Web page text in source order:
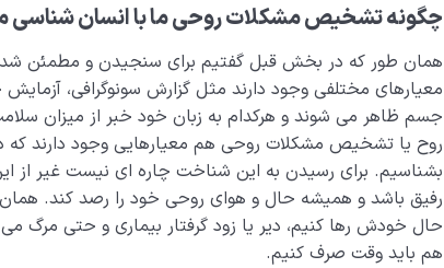
چگونه تشخیص مشکلات روحی ما با انسان
همان طور که در بخش قبل گفتیم برای سنجیدن و مطمئن
معیارهای مختلفی وجود دارند مثل گزارش سونوگرافی،
جسم ظاهر می شوند و هرکدام به زبان خود خبر از میزان
روح یا تشخیص مشکلات روحی هم معیارهایی وجود دارند که
بشناسیم. برای رسیدن به این شناخت چاره ای نیست غیر از
رفیق باشد و همیشه حال و هوای روحی خود را رصد کند.
حال خودش رها کنیم، دیر یا زود گرفتار بیماری و حتی مرگ
هم باید وقت صرف کنیم.